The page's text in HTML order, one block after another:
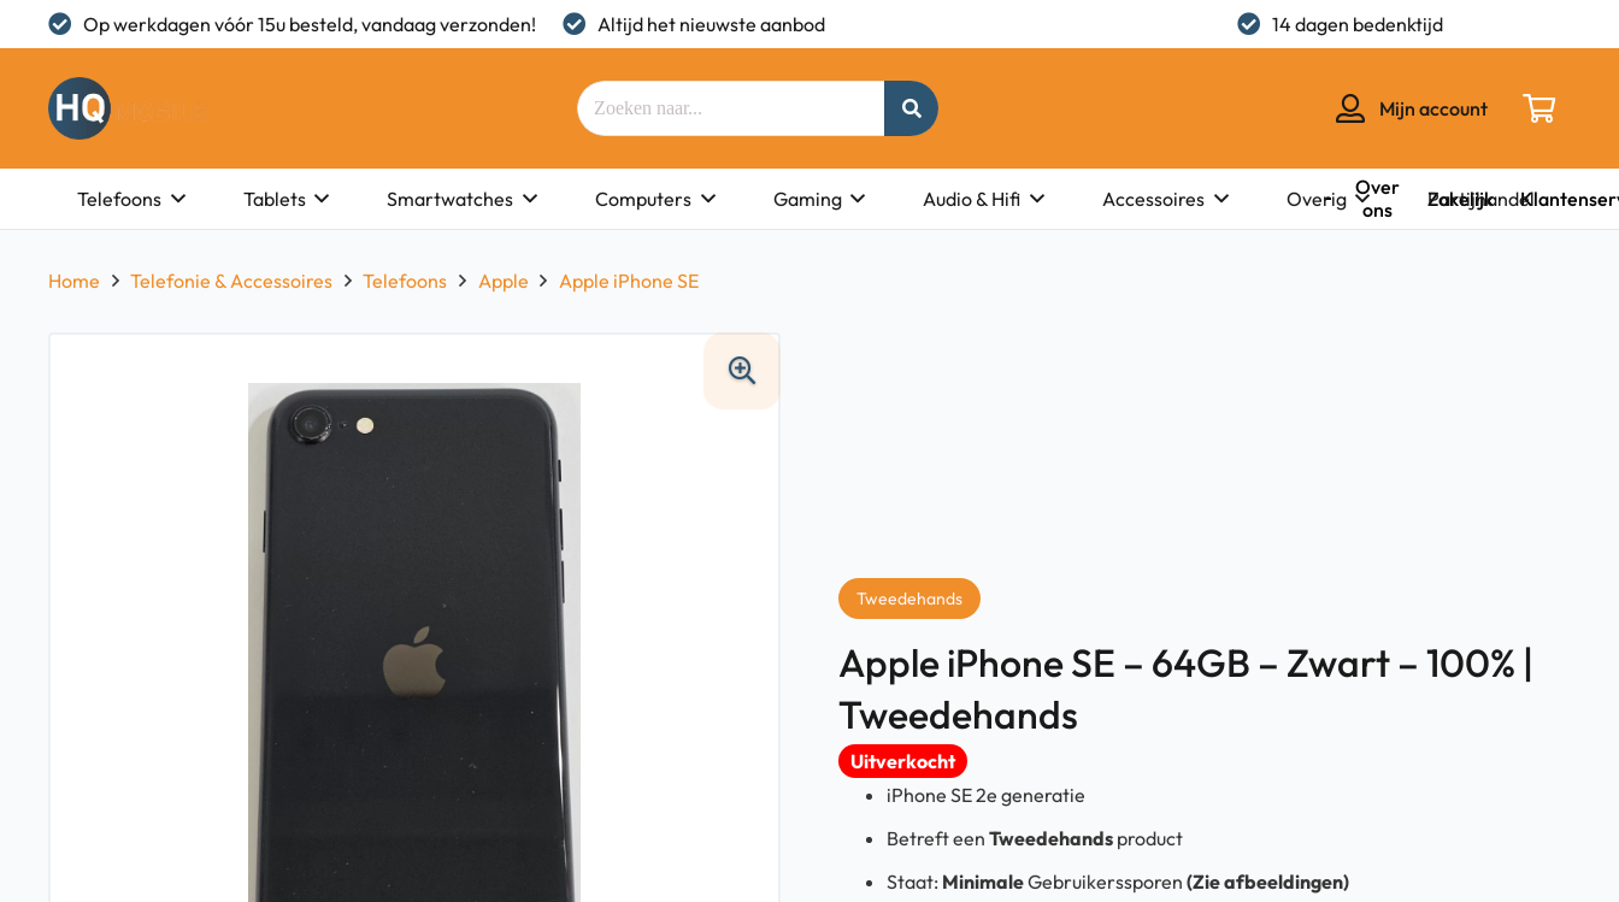
Op werkdagen vóór 15u besteld, vandaag verzonden! Altijd het nieuwste aanbod 14 dagen bedenktijd
Mijn account
Telefoons Tablets Smartwatches Computers Gaming Audio & Hifi Accessoires Overig Partijhandel
Over
ons
Zakelijk
Home Telefonie & Accessoires Telefoons Apple Apple iPhone SE
Tweedehands
Apple iPhone SE – 64GB – Zwart – 100% |
Tweedehands
Uitverkocht
iPhone SE 2e generatie
Betreft een Tweedehands product
Staat: MinimaleGebruikerssporen (Zie afbeeldingen)